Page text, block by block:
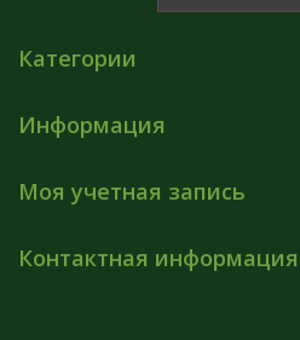
Категории
Информация
Моя учетная запись
Контактная информация